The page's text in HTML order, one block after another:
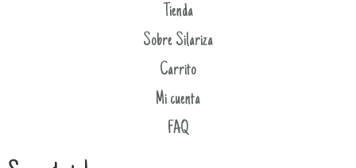
Tienda
Sobre Silariza
Carrito
Mi cuenta
FAQ